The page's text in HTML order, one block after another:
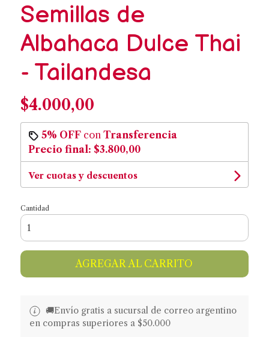
Semillas de
Albahaca Dulce Thai
- Tailandesa
$4.000,00
5% OFFcon Transferencia
Precio final: $3.800,00
Ver cuotas y descuentos
Cantidad
AGREGAR AL CARRITO
🚚​​Envío gratis a sucursal de correo argentino
en compras superiores a $50.000